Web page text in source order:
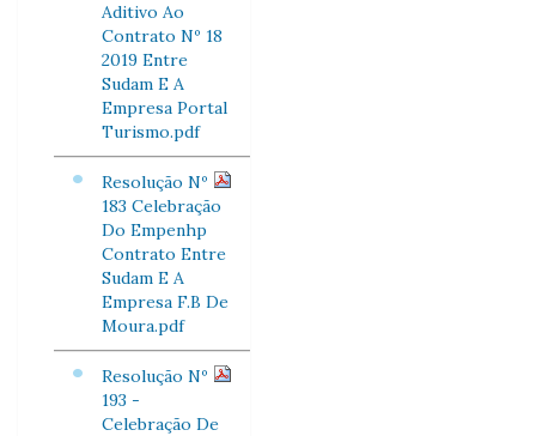
Aditivo Ao
Contrato Nº 18
2019 Entre
Sudam E A
Empresa Portal
Turismo.pdf
Resolução Nº
183 Celebração
Do Empenhp
Contrato Entre
Sudam E A
Empresa F.B De
Moura.pdf
Resolução Nº
193 -
Celebração De